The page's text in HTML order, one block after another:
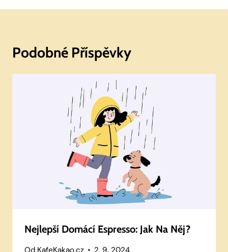
Podobné Příspěvky
Nejlepší Domácí Espresso: Jak Na Něj?